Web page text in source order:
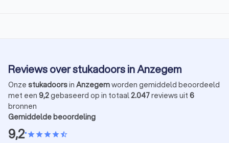
Reviews over stukadoors in Anzegem
Onze stukadoorsin Anzegemworden gemiddeld beoordeeld
met een 9,2gebaseerd op in totaal2.047reviews uit 6
bronnen
Gemiddelde beoordeling
9,2•starstarstarstarstar_half